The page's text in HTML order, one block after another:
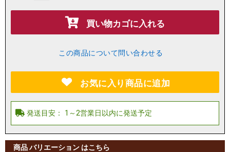
買い物カゴに入れる
この商品について問い合わせる
お気に入り商品に追加
商品 バリエーション はこちら